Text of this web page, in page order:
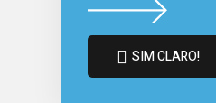
SIM CLARO!